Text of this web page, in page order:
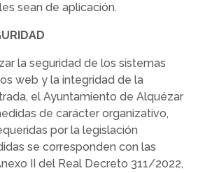
sean de aplicación.
la seguridad de los sistemas
web y la integridad de la
el Ayuntamiento de Alquézar
de carácter organizativo,
por la legislación
se corresponden con las
II del Real Decreto 311/2022,